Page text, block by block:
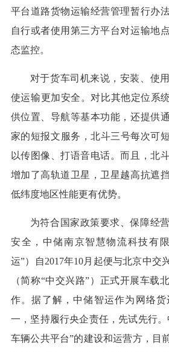
平台道路货物运输经营管理暂行办
自行或者使用第三方平台对运输地
态监控。
对于货车司机来说，安装、使
使运输更加安全。对比其他定位系
供位置、导航等基本功能，还提供
家的短报文服务，北斗三号每次可
以传图像、打语音电话。而且，北
增加了高轨道卫星，卫星越高抗遮
低纬度地区性能更有优势。
为符合国家政策要求、保障经
安全，中储南京智慧物流科技有
运”）自2017年10月起便与北京中交
（简称“中交兴路”）正式开展车载
作。据了解，中储智运作为网络
一，坚持履行央企责任，先试先行
车辆公共平台”的建设和运营方，目